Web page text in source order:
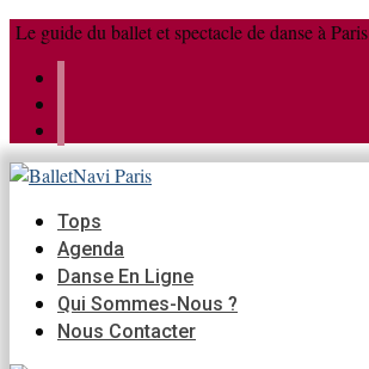
Aller
contenu
Menu
Fermer
Le guide du ballet et spectacle de danse à Paris
Tops
Agenda
Danse En Ligne
Qui Sommes-Nous ?
Nous Contacter